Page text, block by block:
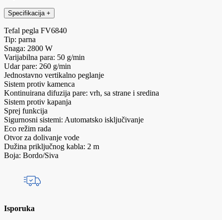
Specifikacija +
Tefal pegla FV6840
Tip: parna
Snaga: 2800 W
Varijabilna para: 50 g/min
Udar pare: 260 g/min
Jednostavno vertikalno peglanje
Sistem protiv kamenca
Kontinuirana difuzija pare: vrh, sa strane i sredina
Sistem protiv kapanja
Sprej funkcija
Sigurnosni sistemi: Automatsko isključivanje
Eco režim rada
Otvor za dolivanje vode
Dužina priključnog kabla: 2 m
Boja: Bordo/Siva
Isporuka